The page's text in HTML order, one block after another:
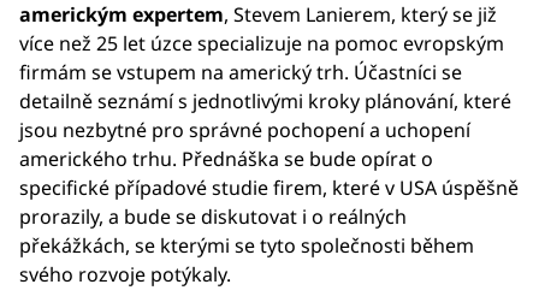
americkým expertem, Stevem Lanierem, který se již
více než 25 let úzce specializuje na pomoc evropským
firmám se vstupem na americký trh. Účastníci se
detailně seznámí s jednotlivými kroky plánování, které
jsou nezbytné pro správné pochopení a uchopení
amerického trhu. Přednáška se bude opírat o
specifické případové studie firem, které v USA úspěšně
prorazily, a bude se diskutovat i o reálných
překážkách, se kterými se tyto společnosti během
svého rozvoje potýkaly.